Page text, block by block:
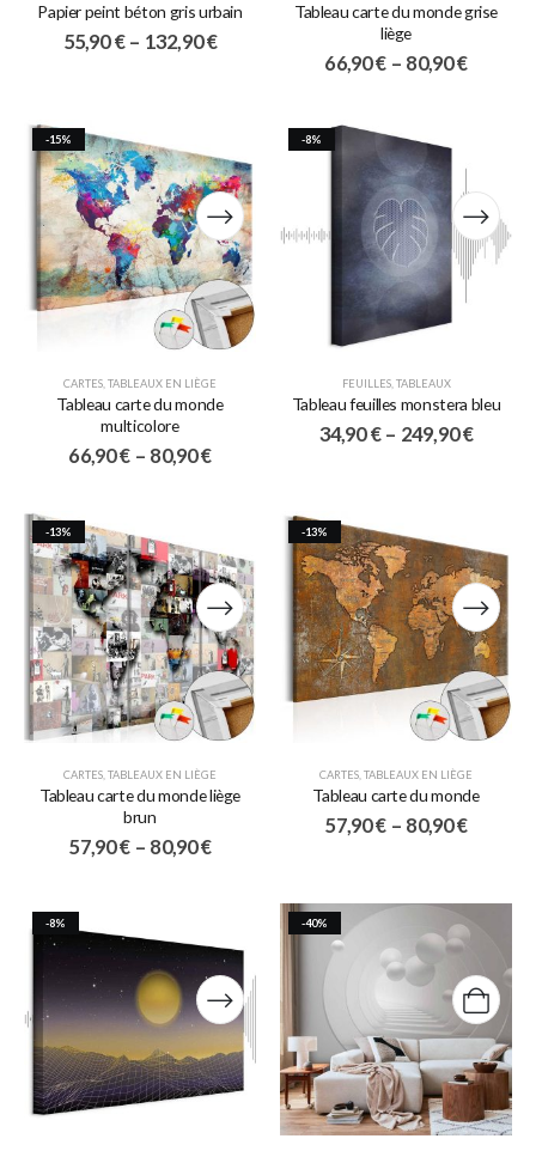
Papier peint béton gris urbain
55,90€ – 132,90€
Tableau carte du monde grise
liège
66,90€ – 80,90€
-15%
CARTES TABLEAUX EN LIÈGE
Tableau carte du monde
multicolore
66,90€ – 80,90€
-8%
FEUILLES, TABLEAUX
Tableau feuilles monstera bleu
34,90€ – 249,90€
-13%
CARTES,TABLEAUX EN LIÈGE
Tableau carte du monde liège
brun
57,90€ – 80,90€
-13%
CARTES,TABLEAUX EN LIÈGE
Tableau carte du monde
57,90€ – 80,90€
-8% -40%